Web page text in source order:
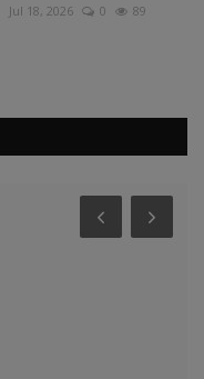
Jul 18, 2026 0 89